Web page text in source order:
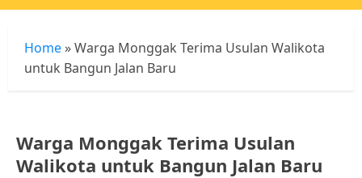
Menu
Home »Warga Monggak Terima Usulan Walikota
untuk Bangun Jalan Baru
Warga Monggak Terima Usulan
Walikota untuk Bangun Jalan Baru